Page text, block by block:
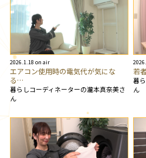
2026.1.18 on air
エアコン使用時の電気代が気にな
る…
暮らしコーディネーターの瀧本真奈美さ
ん
若
暮
ん